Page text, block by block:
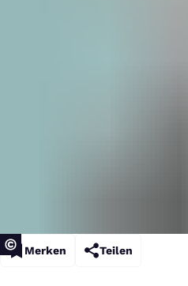
Merken Teilen